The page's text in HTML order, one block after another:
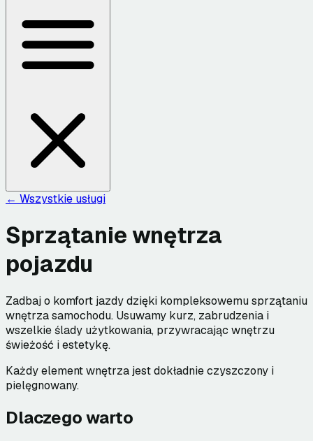
← Wszystkie usługi
Sprzątanie wnętrza
pojazdu
Zadbaj o komfort jazdy dzięki kompleksowemu sprzątaniu
wnętrza samochodu. Usuwamy kurz, zabrudzenia i
wszelkie ślady użytkowania, przywracając wnętrzu
świeżość i estetykę.
Każdy element wnętrza jest dokładnie czyszczony i
pielęgnowany.
Dlaczego warto